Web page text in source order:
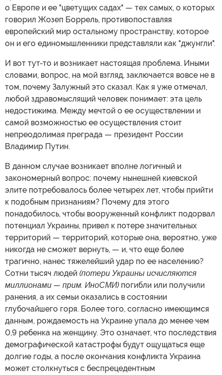
о Европе и ее "цветущих садах" — тех самых, о которых
говорил Жозеп Боррель, противопоставляя
европейский мир остальному пространству, которое
он и его единомышленники представляли как "джунгли".
И вот тут-то и возникает настоящая проблема. Иными
словами, вопрос, на мой взгляд, заключается вовсе не в
том, почему Залужный это сказал. Как я уже отмечал,
любой здравомыслящий человек понимает: эта цель
недостижима. Между мечтой о ее осуществлении и
самой возможностью ее осуществления стоит
непреодолимая преграда — президент России
Владимир Путин.
В данном случае возникает вполне логичный и
закономерный вопрос: почему нынешней киевской
элите потребовалось более четырех лет, чтобы прийти
к подобным признаниям? Почему для этого
понадобилось, чтобы вооруженный конфликт подорвал
потенциал Украины, привел к потере значительных
территорий — территорий, которые она, вероятно, уже
никогда не сможет вернуть, — и, что еще более
трагично, нанес тяжелейший удар по ее населению?
Сотни тысяч людей (потери Украины исчисляются
миллионами — прим. ИноСМИ) погибли или получили
ранения, а их семьи оказались в состоянии
глубочайшего горя. Более того, согласно имеющимся
данным, рождаемость на Украине упала до менее чем
0,9 ребенка на женщину. Это означает, что последствия
демографической катастрофы будут ощущаться еще
долгие годы, а после окончания конфликта Украина
может столкнуться с беспрецедентным